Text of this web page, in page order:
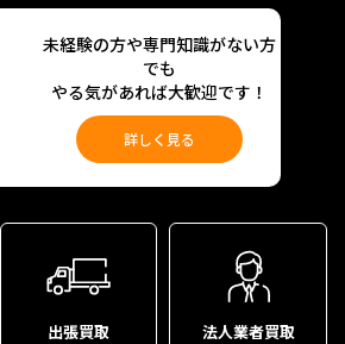
未経験の方や専門知識がない方
でも
やる気があれば大歓迎です！
詳しく見る
出張買取 法人業者買取